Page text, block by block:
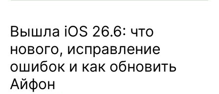
Вышла iOS 26.6: что
нового, исправление
ошибок и как обновить
Айфон